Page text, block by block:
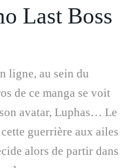
Last Boss
ligne, au sein du
de ce manga se voit
avatar, Luphas… Le
guerrière aux ailes
alors de partir dans